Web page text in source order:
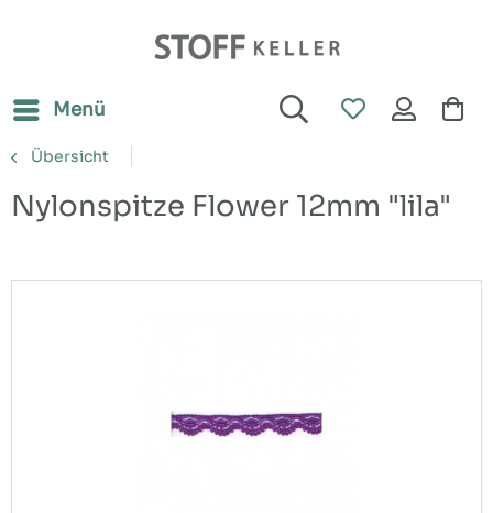
Menü
Übersicht
Nylonspitze Flower 12mm "lila"